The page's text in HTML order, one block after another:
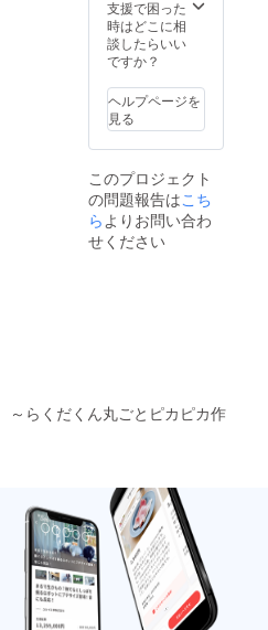
支援で困った
時はどこに相
談したらいい
ですか？
ヘルプページを
見る
このプロジェクト
の問題報告はこち
らよりお問い合わ
せください
らくだくん丸ごとピカピカ作